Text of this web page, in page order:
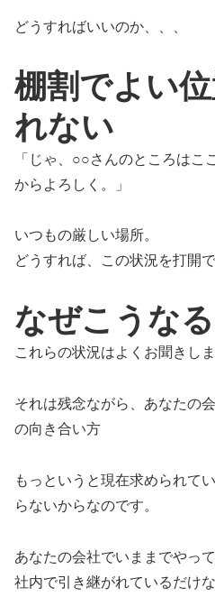
どうすればいいのか、、、
棚割でよい
れない
「じゃ、○○さんのところはこ
からよろしく。」
いつもの厳しい場所。
どうすれば、この状況を打開
なぜこうな
これらの状況はよくお聞きしま
それは残念ながら、あなたの
の向き合い方
もっというと現在求められて
らないからなのです。
あなたの会社でいままでやっ
社内で引き継がれているだけな